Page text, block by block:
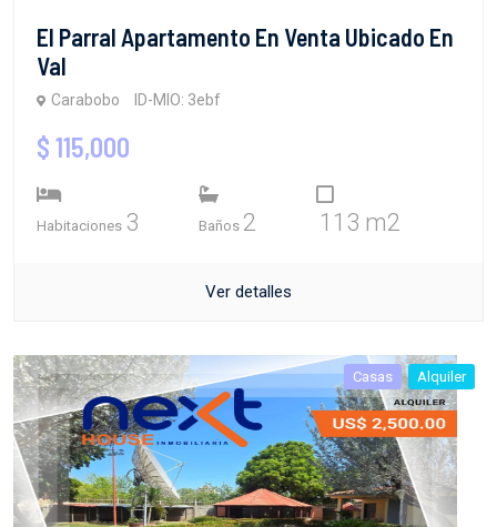
El Parral Apartamento En Venta Ubicado En
Val
Carabobo ID-MIO: 3ebf
$ 115,000
Habitaciones 3 Baños 2 113 m2
Ver detalles
Casas Alquiler